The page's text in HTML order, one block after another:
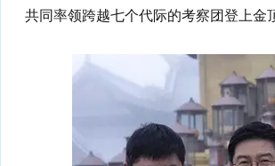
共同率领跨越七个代际的考察团登上金